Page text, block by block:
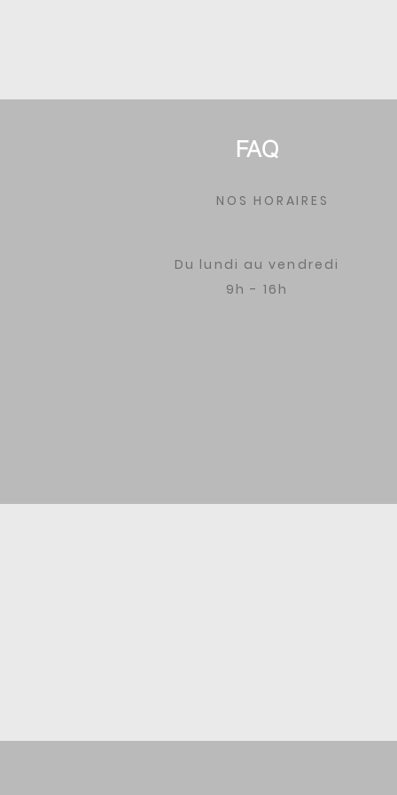
FAQ
NOS HORAIRES
Du lundi au vendredi
9h - 16h